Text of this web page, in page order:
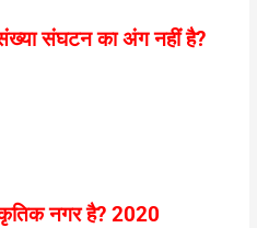
संघटन का अंग नहीं है?
नगर है? 2020